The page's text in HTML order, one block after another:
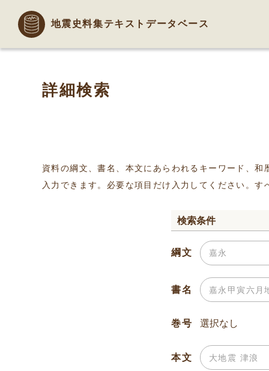
地震史料集テキストデータベース
詳細検索
資料の綱文、書名、本文にあらわれるキーワード、
入力できます。必要な項目だけ入力してください。
検索条件
綱文
書名
巻号
本文